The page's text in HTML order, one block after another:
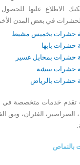
الاطلاع عليها
في بعض المدن
حشرات بخميس مشيط
بابها
حشرات بمحايل عسير
حشرات ببيشة
حشرات بالرياض
تقدم خدمات متخصصة في
الصراصير، الفئران، وبق